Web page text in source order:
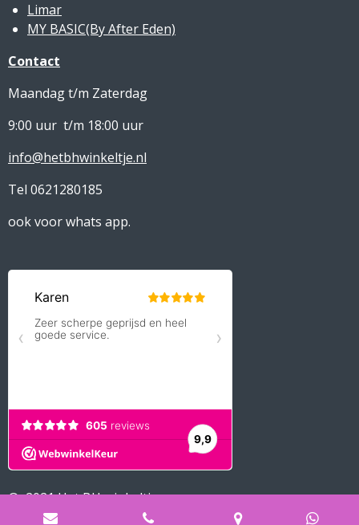
Limar
MY BASIC(By After Eden)
Contact
Maandag t/m Zaterdag
9:00 uur t/m 18:00 uur
info@hetbhwinkeltje.nl
Tel 0621280185
ook voor whats app.
© 2021 Het BH winkeltje
Powered by